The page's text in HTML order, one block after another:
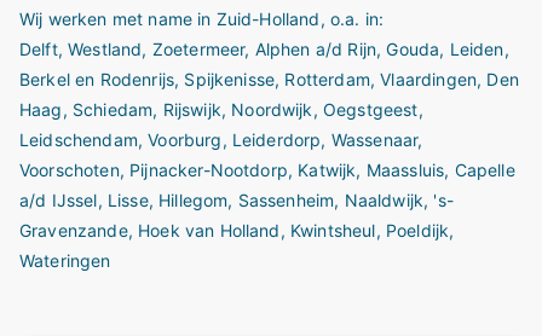
Wij werken met name in Zuid-Holland, o.a. in:
Delft,Westland, Zoetermeer, Alphen a/d Rijn,Gouda, Leiden,
Berkel en Rodenrijs, Spijkenisse, Rotterdam,Vlaardingen, Den
Haag, Schiedam, Rijswijk, Noordwijk, Oegstgeest,
Leidschendam,Voorburg, Leiderdorp, Wassenaar,
Voorschoten, Pijnacker-Nootdorp, Katwijk, Maassluis, Capelle
a/d IJssel, Lisse, Hillegom, Sassenheim, Naaldwijk, 's-
Gravenzande, Hoek van Holland, Kwintsheul, Poeldijk,
Wateringen